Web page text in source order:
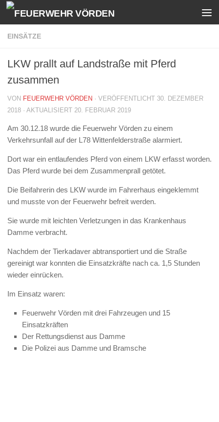
Zum Inhalt springen
EINSÄTZE
LKW prallt auf Landstraße mit Pferd
zusammen
VON FEUERWEHR VÖRDEN · VERÖFFENTLICHT 30. DEZEMBER
2018 · AKTUALISIERT 20. FEBRUAR 2019
Am 30.12.18 wurde die Feuerwehr Vörden zu einem
Verkehrsunfall auf der L78 Wittenfelderstraße alarmiert.
Dort war ein entlaufendes Pferd von einem LKW erfasst worden.
Das Pferd wurde bei dem Zusammenprall getötet.
Die Beifahrerin des LKW wurde im Fahrerhaus eingeklemmt
und musste von der Feuerwehr befreit werden.
Sie wurde mit leichten Verletzungen in das Krankenhaus
Damme verbracht.
Nachdem der Tierkadaver abtransportiert und die Straße
gereinigt war konnten die Einsatzkräfte nach ca. 1,5 Stunden
wieder einrücken.
Im Einsatz waren:
Feuerwehr Vörden mit drei Fahrzeugen und 15
Einsatzkräften
Der Rettungsdienst aus Damme
Die Polizei aus Damme und Bramsche